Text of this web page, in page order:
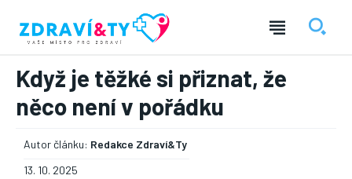
Když je těžké si přiznat, že
něco není v pořádku
Autor článku: Redakce Zdraví&Ty
13. 10. 2025